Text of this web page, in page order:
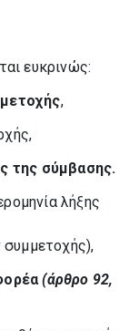
ευκρινώς:
,
της σύμβασης.
λήξης
(άρθρο 92,